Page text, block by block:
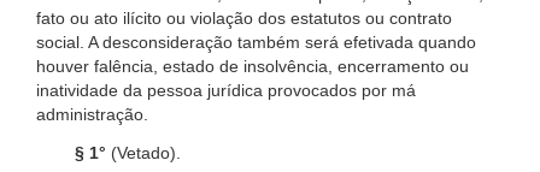
fato ou ato ilícito ou violação dos estatutos ou contrato
social. A desconsideração também será efetivada quando
houver falência, estado de insolvência, encerramento ou
inatividade da pessoa jurídica provocados por má
administração.
§ 1° (Vetado).